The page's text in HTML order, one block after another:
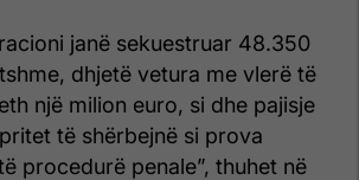
janë sekuestruar 48.350
dhjetë vetura me vlerë të
një milion euro, si dhe pajisje
të shërbejnë si prova
procedurë penale”, thuhet në